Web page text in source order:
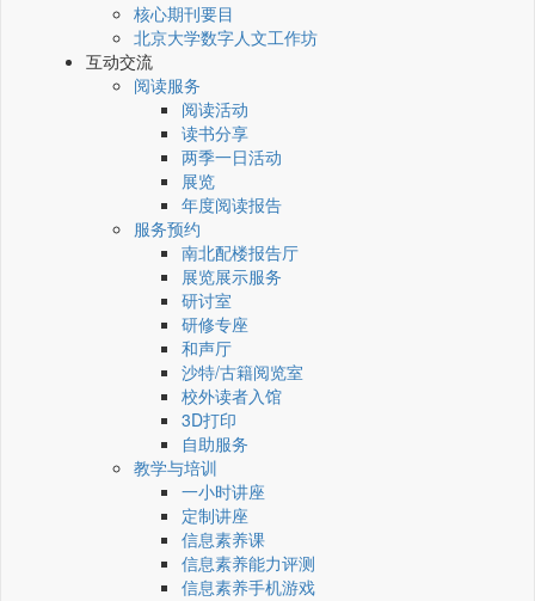
核心期刊要目
北京大学数字人文工作坊
互动交流
阅读服务
阅读活动
读书分享
两季一日活动
展览
年度阅读报告
服务预约
南北配楼报告厅
展览展示服务
研讨室
研修专座
和声厅
沙特/古籍阅览室
校外读者入馆
3D打印
自助服务
教学与培训
一小时讲座
定制讲座
信息素养课
信息素养能力评测
信息素养手机游戏